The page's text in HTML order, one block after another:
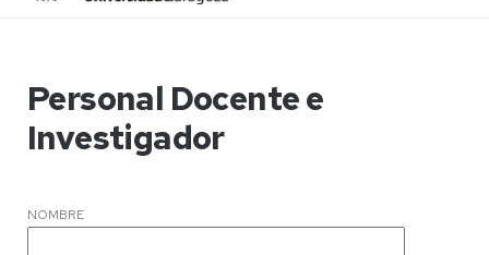
Personal Docente e
Investigador
NOMBRE